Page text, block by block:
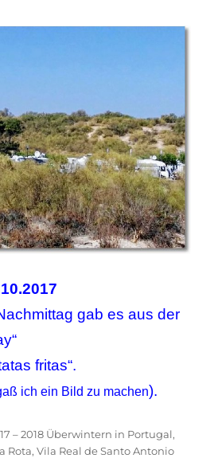
gab es aus der
fritas“.
ich ein Bild zu machen).
– 2018 Überwintern in Portugal,
Rota,Vila Real de Santo Antonio